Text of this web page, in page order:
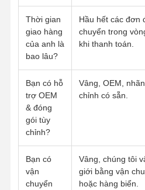
trục cam động cơ diesel
Động cơ tăng áp
Bộ gioăng của các hãng khác
Thời gian
giao hàng
của anh là
bao lâu?
Hầu hết các đơn
chuyển trong
khi thanh toán.
Bạn có hỗ
trợ OEM
& đóng
gói tùy
chỉnh?
Vâng, OEM,
chỉnh có sẵn.
Bạn có
vận
chuyển
Vâng, chúng tôi
giới bằng vận
hoặc hàng biển.